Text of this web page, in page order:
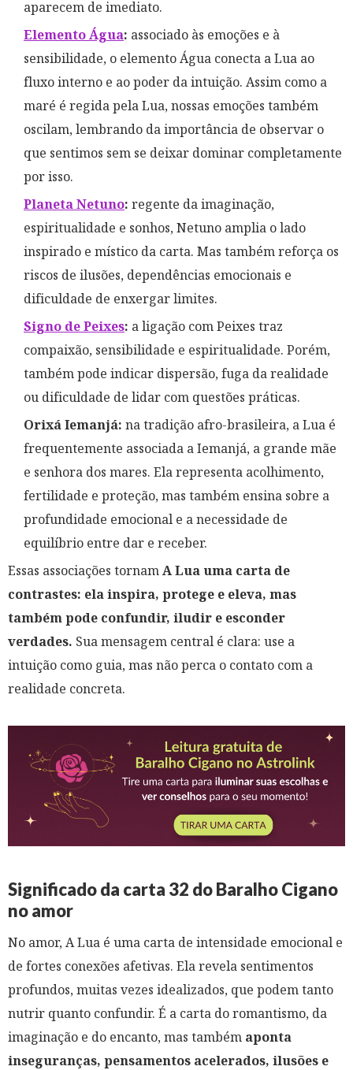
aparecem de imediato.
Elemento Água: associado às emoções e à
sensibilidade, o elemento Água conecta a Lua ao
fluxo interno e ao poder da intuição. Assim como a
maré é regida pela Lua, nossas emoções também
oscilam, lembrando da importância de observar o
que sentimos sem se deixar dominar completamente
por isso.
Planeta Netuno: regente da imaginação,
espiritualidade e sonhos, Netuno amplia o lado
inspirado e místico da carta. Mas também reforça os
riscos de ilusões, dependências emocionais e
dificuldade de enxergar limites.
Signo de Peixes: a ligação com Peixes traz
compaixão, sensibilidade e espiritualidade. Porém,
também pode indicar dispersão, fuga da realidade
ou dificuldade de lidar com questões práticas.
Orixá Iemanjá: na tradição afro-brasileira, a Lua é
frequentemente associada a Iemanjá, a grande mãe
e senhora dos mares. Ela representa acolhimento,
fertilidade e proteção, mas também ensina sobre a
profundidade emocional e a necessidade de
equilíbrio entre dar e receber.
Essas associações tornamA Lua uma carta de
contrastes: ela inspira, protege e eleva, mas
também pode confundir, iludir e esconder
verdades. Sua mensagem central é clara: use a
intuição como guia, mas não perca o contato com a
realidade concreta.
Significado da carta 32 do Baralho Cigano
no amor
No amor, A Lua é uma carta de intensidade emocional e
de fortes conexões afetivas. Ela revela sentimentos
profundos, muitas vezes idealizados, que podem tanto
nutrir quanto confundir. É a carta do romantismo, da
imaginação e do encanto, mas também aponta
inseguranças, pensamentos acelerados, ilusões e